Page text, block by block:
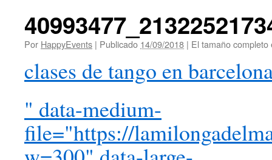
Por HappyEvents | Publicado 14/09/2018 | El tamaño
clases de tango en
" data-medium-
file="https://